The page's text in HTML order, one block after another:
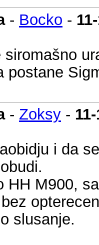
- Bocko -
postane
- Zoksy -
i da
HH M900,
slusanje.